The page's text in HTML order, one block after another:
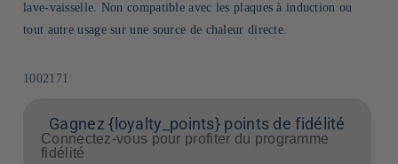
lave-vaisselle. Non compatible avec les plaques à induction ou
tout autre usage sur une source de chaleur directe.
SKU:
1002171
Gagnez {loyalty_points} points de fidélité
Connectez-vous pour profiter du programme
fidélité